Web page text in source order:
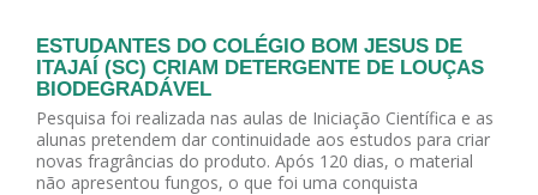
ESTUDANTES DO COLÉGIO BOM JESUS DE
ITAJAÍ (SC) CRIAM DETERGENTE DE LOUÇAS
BIODEGRADÁVEL
Pesquisa foi realizada nas aulas de Iniciação Científica e as
alunas pretendem dar continuidade aos estudos para criar
novas fragrâncias do produto. Após 120 dias, o material
não apresentou fungos, o que foi uma conquista